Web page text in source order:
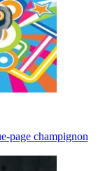
page champignon